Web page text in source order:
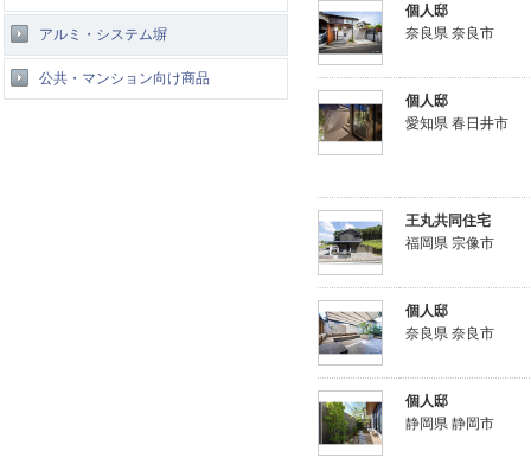
アルミ・システム塀
公共・マンション向け商品
個人邸
奈良県 奈良市
個人邸
愛知県 春日井市
王丸共同住宅
福岡県 宗像市
個人邸
奈良県 奈良市
個人邸
静岡県 静岡市